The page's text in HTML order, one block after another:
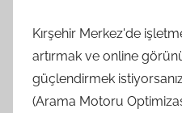
Kırşehir Merkez'de
artırmak ve online
güçlendirmek
(Arama Motoru